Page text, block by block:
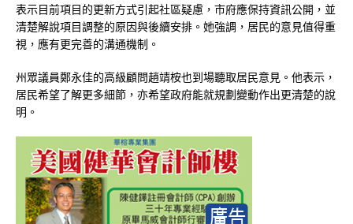
表示目前項目的更新方式引起社區疑慮，市府應保持資訊公開，並
清楚解說項目調整的原因與後續安排。她強調，居民的意見值得重
視，應有更完善的溝通機制。
州眾議員鄭永佳的高級顧問趙靖桉也到場聽取居民意見。他表示，
居民希望了解更多細節，亦希望政府能就規劃變動作出更清楚的說
明。